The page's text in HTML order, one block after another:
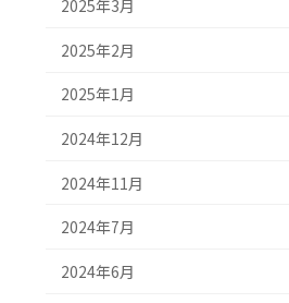
2025年3月
2025年2月
2025年1月
2024年12月
2024年11月
2024年7月
2024年6月